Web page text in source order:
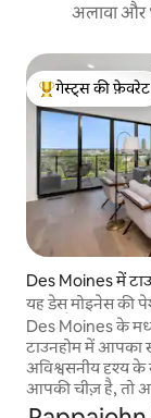
अलावा और
गेस्ट्स का टॉप
गेस्ट्स की फ़ेवरेट
Des Moines में
यह डेस मोइनेस की
अच्छा है!
Des Moines के
टाउनहोम में आपका
अविश्वसनीय दृश्य
आपकी चीज़ है, तो
एक साफ़, चमकदार